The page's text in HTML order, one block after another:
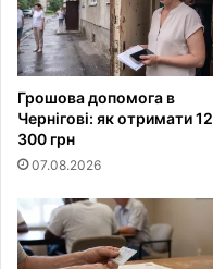
Грошова допомога в
Чернігові: як отримати 12
300 грн
07.08.2026